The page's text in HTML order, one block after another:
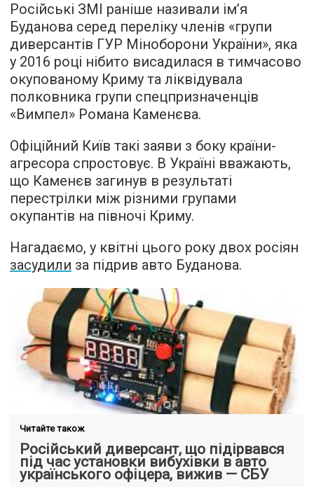
Російські ЗМІ раніше називали ім’я
Буданова серед переліку членів «групи
диверсантів ГУР Міноборони України», яка
у 2016 році нібито висадилася в тимчасово
окупованому Криму та ліквідувала
полковника групи спецпризначенців
«Вимпел» Романа Каменєва.
Офіційний Київ такі заяви з боку країни-
агресора спростовує. В Україні вважають,
що Каменєв загинув в результаті
перестрілки між різними групами
окупантів на півночі Криму.
Нагадаємо, у квітні цього року двох росіян
засудили за підрив авто Буданова.
Читайте також
Російський диверсант, що підірвався
під час установки вибухівки в авто
українського офіцера, вижив — СБУ